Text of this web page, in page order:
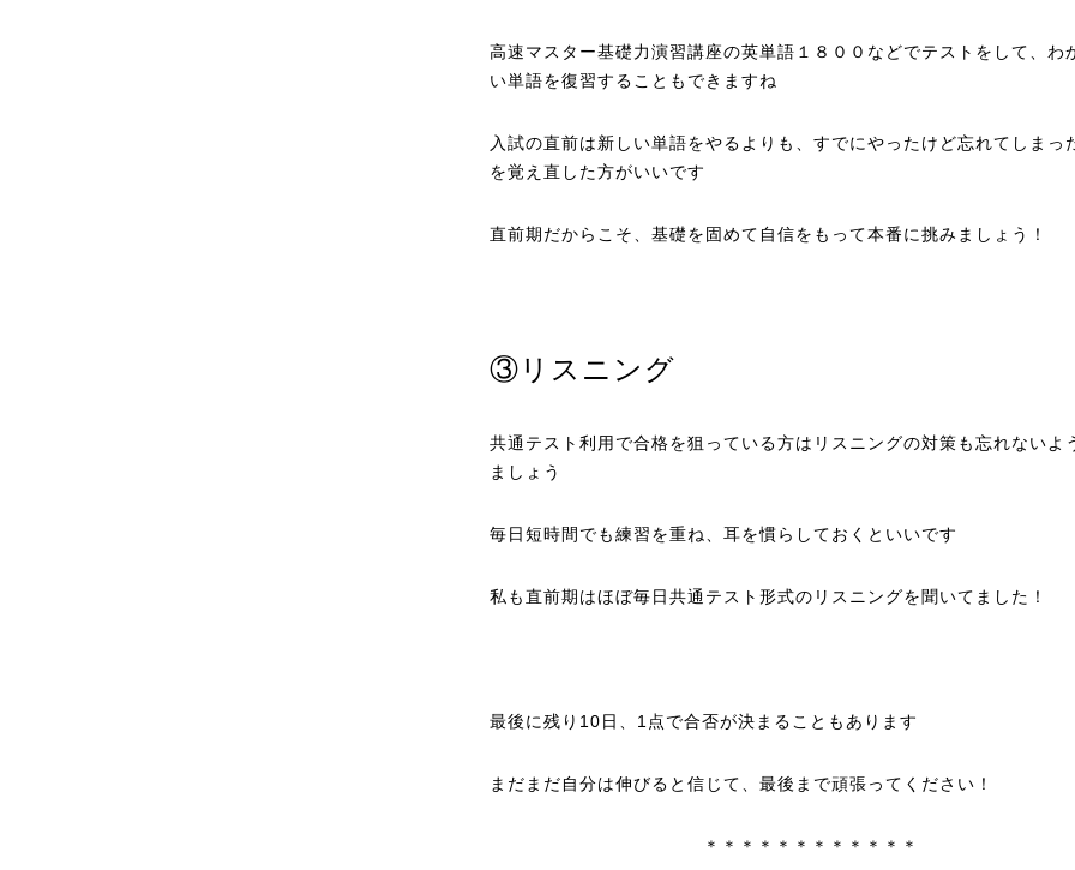
高速マスター基礎力演習講座の英単語１８００などでテストをして、わ
い単語を復習することもできますね
入試の直前は新しい単語をやるよりも、すでにやったけど忘れてしまっ
を覚え直した方がいいです
直前期だからこそ、基礎を固めて自信をもって本番に挑みましょう！
③リスニング
共通テスト利用で合格を狙っている方はリスニングの対策も忘れないよ
ましょう
毎日短時間でも練習を重ね、耳を慣らしておくといいです
私も直前期はほぼ毎日共通テスト形式のリスニングを聞いてました！
最後に残り10日、1点で合否が決まることもあります
まだまだ自分は伸びると信じて、最後まで頑張ってください！
＊＊＊＊＊＊＊＊＊＊＊＊